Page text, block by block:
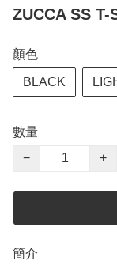
ZUCCA SS T-
顏色
BLACK
數量
−
+
簡介